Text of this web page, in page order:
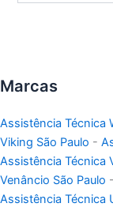
Marcas
Assistência Técnica
Viking São Paulo -
Assistência Técnica
Venâncio São Paulo -
Assistência Técnica